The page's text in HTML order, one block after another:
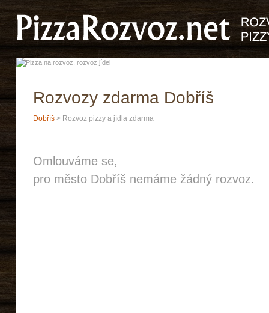
Rozvozy zdarma Dobříš
Dobříš > Rozvoz pizzy a jídla zdarma
Omlouváme se,
pro město Dobříš nemáme žádný rozvoz.